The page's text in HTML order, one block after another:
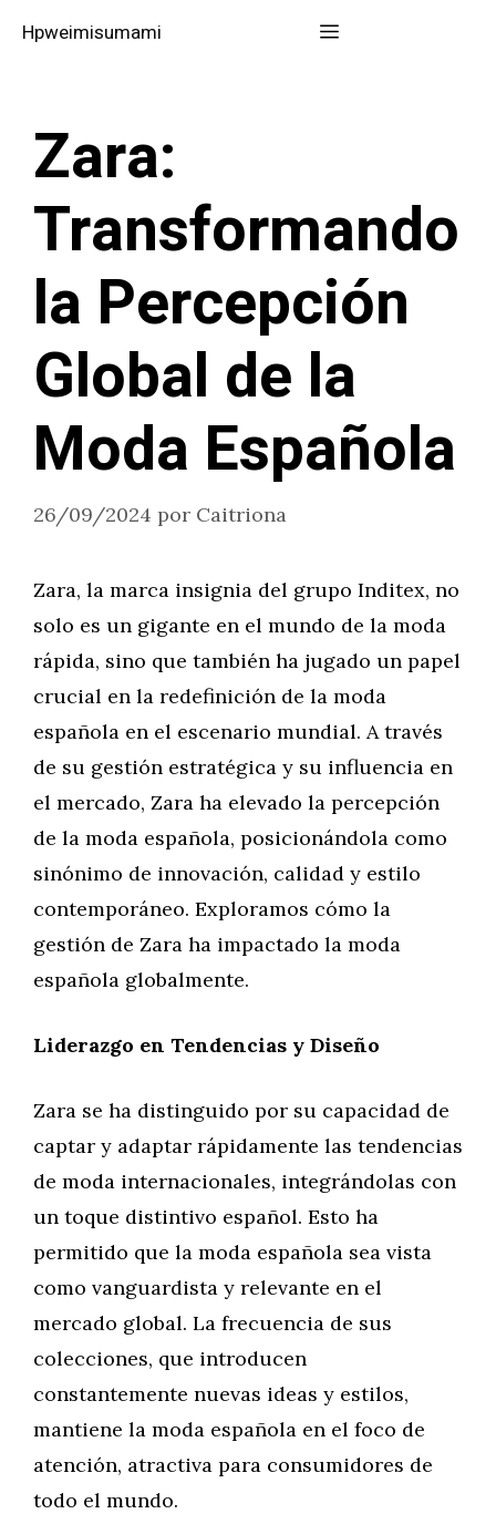
Hpweimisumami Menú
Zara:
Transformando
la Percepción
Global de la
Moda Española
26/09/2024 por Caitriona
Zara, la marca insignia del grupo Inditex, no
solo es un gigante en el mundo de la moda
rápida, sino que también ha jugado un papel
crucial en la redefinición de la moda
española en el escenario mundial. A través
de su gestión estratégica y su influencia en
el mercado, Zara ha elevado la percepción
de la moda española, posicionándola como
sinónimo de innovación, calidad y estilo
contemporáneo. Exploramos cómo la
gestión de Zara ha impactado la moda
española globalmente.
Liderazgo en Tendencias y Diseño
Zara se ha distinguido por su capacidad de
captar y adaptar rápidamente las tendencias
de moda internacionales, integrándolas con
un toque distintivo español. Esto ha
permitido que la moda española sea vista
como vanguardista y relevante en el
mercado global. La frecuencia de sus
colecciones, que introducen
constantemente nuevas ideas y estilos,
mantiene la moda española en el foco de
atención, atractiva para consumidores de
todo el mundo.